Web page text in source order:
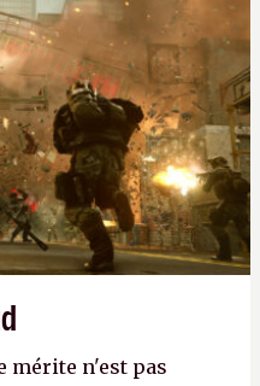
En gros, essorer
reste.P.
mérite n'est pas